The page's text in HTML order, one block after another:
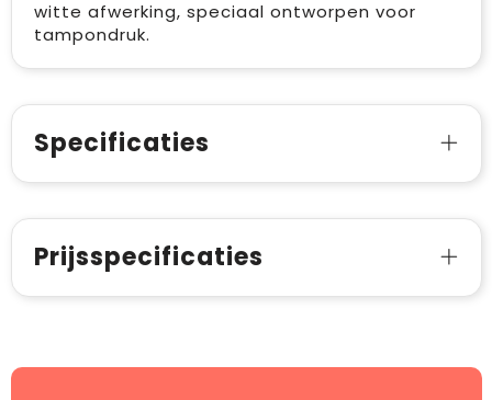
witte afwerking, speciaal ontworpen voor
tampondruk.
Specificaties
Prijsspecificaties